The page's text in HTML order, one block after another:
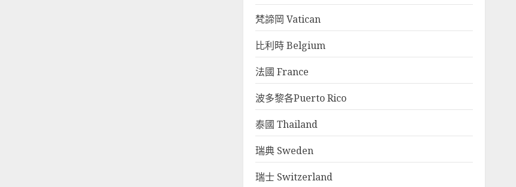
梵諦岡 Vatican
比利時 Belgium
法國 France
波多黎各Puerto Rico
泰國 Thailand
瑞典 Sweden
瑞士 Switzerland